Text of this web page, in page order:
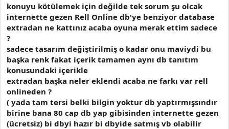
konuyu kötülemek için değilde tek sorum şu olcak
internette gezen Rell Online db'ye benziyor database
extradan ne kattınız acaba oyuna merak ettim sadece
?
sadece tasarım değiştirilmiş o kadar onu maviydi bu
başka renk fakat içerik tamamen aynı db tanıtım
konusundaki içerikle
extradan başka neler eklendi acaba ne farkı var rell
onlineden ?
( yada tam tersi belki bilgin yoktur db yaptırmışsındır
birine bana 80 cap db yap gibisinden internette gezen
(ücretsiz) bi dbyi hazır bi dbyide satmış vb olabilir